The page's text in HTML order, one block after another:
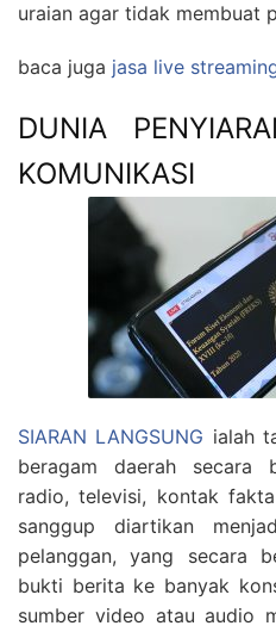
uraian agar tidak membuat
baca juga jasa live
DUNIA
KOMUNIKASI
SIARAN LANGSUNG ialah
beragam daerah secara
radio, televisi, kontak
sanggup diartikan
pelanggan, yang secara
bukti berita ke banyak
sumber video atau audio